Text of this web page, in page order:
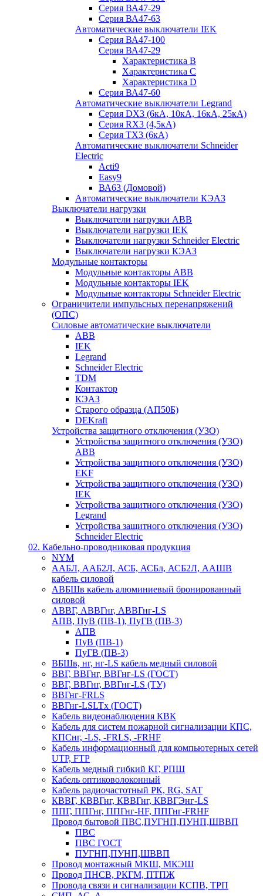
Серия ВА47-29
Серия ВА47-63
Автоматические выключатели IEK
Серия ВА47-100
Серия ВА47-29
Характеристика B
Характеристика C
Характеристика D
Серия ВА47-60
Автоматические выключатели Legrand
Серия DX3 (6кА, 10кА, 16кА, 25кА)
Серия RX3 (4,5кА)
Серия TX3 (6кА)
Автоматические выключатели Schneider
Electric
Acti9
Easy9
ВА63 (Домовой)
Автоматические выключатели КЭАЗ
Выключатели нагрузки
Выключатели нагрузки ABB
Выключатели нагрузки IEK
Выключатели нагрузки Schneider Electric
Выключатели нагрузки КЭАЗ
Модульные контакторы
Модульные контакторы ABB
Модульные контакторы IEK
Модульные контакторы Schneider Electric
Ограничители импульсных перенапряжений
(ОПС)
Силовые автоматические выключатели
ABB
IEK
Legrand
Schneider Electric
TDM
Контактор
КЭАЗ
Старого образца (АП50Б)
DEKraft
Устройства защитного отключения (УЗО)
Устройства защитного отключения (УЗО)
ABB
Устройства защитного отключения (УЗО)
EKF
Устройства защитного отключения (УЗО)
IEK
Устройства защитного отключения (УЗО)
Legrand
Устройства защитного отключения (УЗО)
Schneider Electric
02. Кабельно-проводниковая продукция
NYM
ААБЛ, ААБ2Л, АСБ, АСБл, АСБ2Л, ААШВ
кабель силовой
АВБШв кабель алюминиевый бронированный
силовой
АВВГ, АВВГнг, АВВГнг-LS
АПВ, ПуВ (ПВ-1), ПуГВ (ПВ-3)
АПВ
ПуВ (ПВ-1)
ПуГВ (ПВ-3)
ВБШв, нг, нг-LS кабель медный силовой
ВВГ, ВВГнг, ВВГнг-LS (ГОСТ)
ВВГ, ВВГнг, ВВГнг-LS (ТУ)
ВВГнг-FRLS
ВВГнг-LSLTx (ГОСТ)
Кабель видеонаблюдения КВК
Кабель для систем пожарной сигнализации КПС,
КПСнг, -LS, -FRLS, -FRHF
Кабель информационный для компьютерных сетей
UTP, FTP
Кабель медный гибкий КГ, РПШ
Кабель оптиковолоконный
Кабель радиочастотный РК, RG, SAT
КВВГ, КВВГнг, КВВГнг, КВВГЭнг-LS
ППГ, ППГнг, ППГнг-HF, ППГнг-FRHF
Провод бытовой ПВС,ПУГНП,ПУНП,ШВВП
ПВС
ПВС ГОСТ
ПУГНП,ПУНП,ШВВП
Провод монтажный МКШ, МКЭШ
Провод ПНСВ, РКГМ, ПТПЖ
Провода связи и сигнализации КСПВ, ТРП